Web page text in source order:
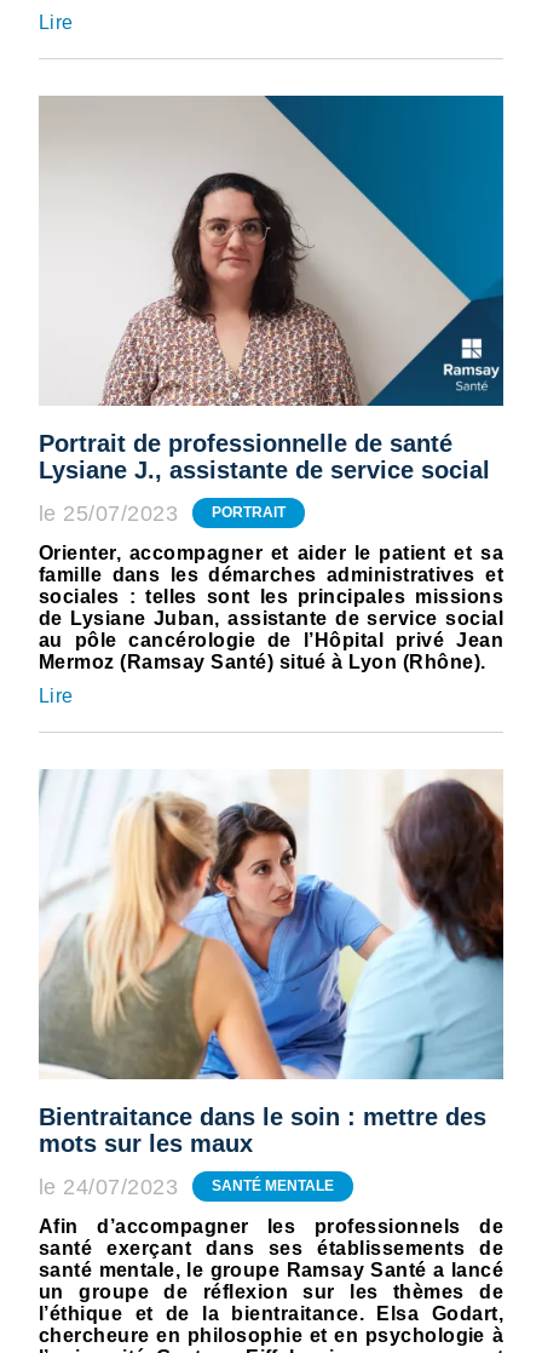
Lire
Portrait de professionnelle de santé
Lysiane J., assistante de service social
le 25/07/2023 PORTRAIT
Orienter, accompagner et aider le patient et sa
famille dans les démarches administratives et
sociales : telles sont les principales missions
de Lysiane Juban, assistante de service social
au pôle cancérologie de l’Hôpital privé Jean
Mermoz (Ramsay Santé) situé à Lyon (Rhône).
Lire
Bientraitance dans le soin : mettre des
mots sur les maux
le 24/07/2023 SANTÉ MENTALE
Afin d’accompagner les professionnels de
santé exerçant dans ses établissements de
santé mentale, le groupe Ramsay Santé a lancé
un groupe de réflexion sur les thèmes de
l’éthique et de la bientraitance. Elsa Godart,
chercheure en philosophie et en psychologie à